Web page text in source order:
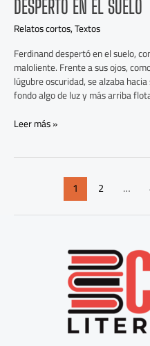
DESPERTÓ EN EL SUELO
Relatos cortos,Textos
Ferdinand despertó en el suelo,
maloliente. Frente a sus ojos,
lúgubre oscuridad, se alzaba
fondo algo de luz y más arriba
Leer más »
1 2 …